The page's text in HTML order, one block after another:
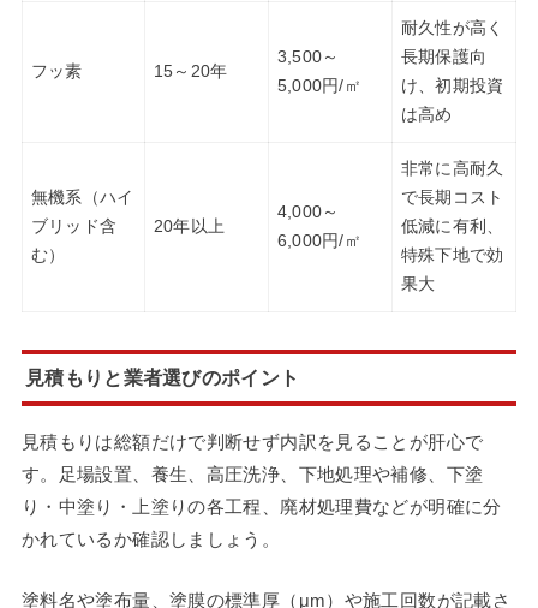
フッ素 15～20年
3,500～
5,000円/㎡
耐久性が高く
長期保護向
け、初期投資
は高め
無機系（ハイ
ブリッド含
む）
20年以上
4,000～
6,000円/㎡
非常に高耐久
で長期コスト
低減に有利、
特殊下地で効
果大
見積もりと業者選びのポイント
見積もりは総額だけで判断せず内訳を見ることが肝心で
す。足場設置、養生、高圧洗浄、下地処理や補修、下塗
り・中塗り・上塗りの各工程、廃材処理費などが明確に分
かれているか確認しましょう。
塗料名や塗布量、塗膜の標準厚（μm）や施工回数が記載さ